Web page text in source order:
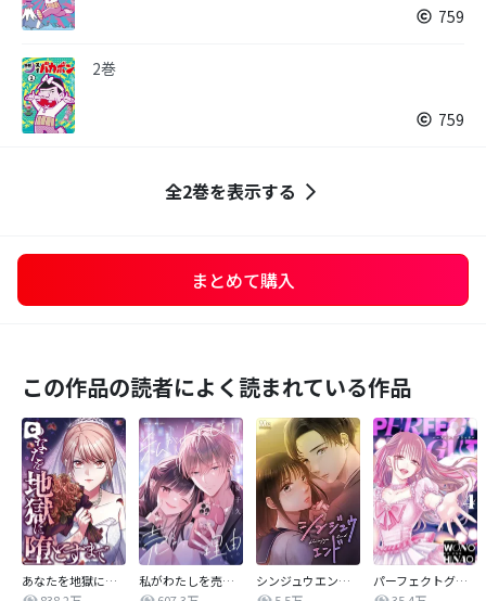
759
2巻
759
全2巻を表示する
まとめて購入
この作品の読者によく読まれている作品
あなたを地獄に堕とすまで
私がわたしを売る理由
シンジュウエンド【タテヨミ】
パーフェクトグリッター